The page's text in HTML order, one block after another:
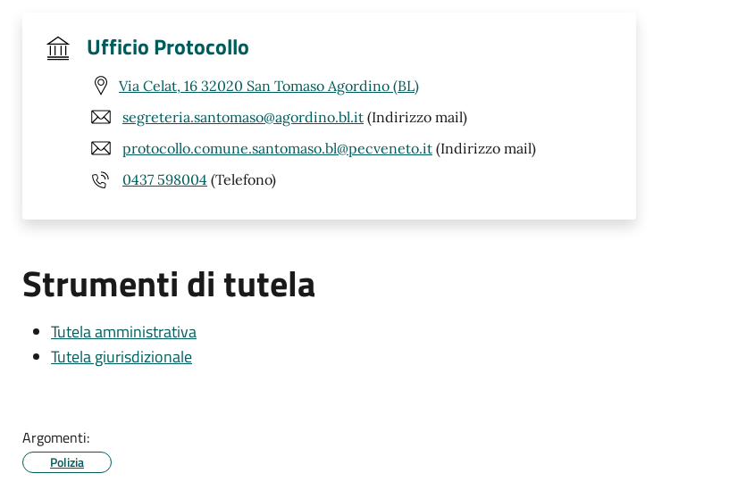
Ufficio Protocollo
Via Celat, 16 32020 San Tomaso Agordino (BL)
segreteria.santomaso@agordino.bl.it (Indirizzo mail)
protocollo.comune.santomaso.bl@pecveneto.it (Indirizzo mail)
0437 598004 (Telefono)
Strumenti di tutela
Tutela amministrativa
Tutela giurisdizionale
Argomenti:
Polizia